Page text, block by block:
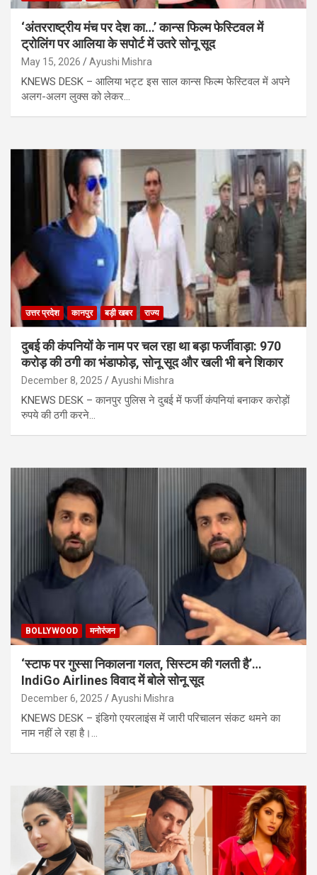
‘अंतरराष्ट्रीय मंच पर देश का…’ कान्स फिल्म फेस्टिवल में
ट्रोलिंग पर आलिया के सपोर्ट में उतरे सोनू सूद
May 15, 2026 Ayushi Mishra
KNEWS DESK – आलिया भट्ट इस साल कान्स फिल्म फेस्टिवल में अपने
अलग-अलग लुक्स को लेकर…
उत्तर प्रदेश कानपुर बड़ी खबर राज्य
दुबई की कंपनियों के नाम पर चल रहा था बड़ा फर्जीवाड़ा: 970
करोड़ की ठगी का भंडाफोड़, सोनू सूद और खली भी बने शिकार
December 8, 2025 Ayushi Mishra
KNEWS DESK – कानपुर पुलिस ने दुबई में फर्जी कंपनियां बनाकर करोड़ों
रुपये की ठगी करने…
BOLLYWOOD मनोरंजन
‘स्टाफ पर गुस्सा निकालना गलत, सिस्टम की गलती है’…
IndiGo Airlines विवाद में बोले सोनू सूद
December 6, 2025 Ayushi Mishra
KNEWS DESK – इंडिगो एयरलाइंस में जारी परिचालन संकट थमने का
नाम नहीं ले रहा है।…